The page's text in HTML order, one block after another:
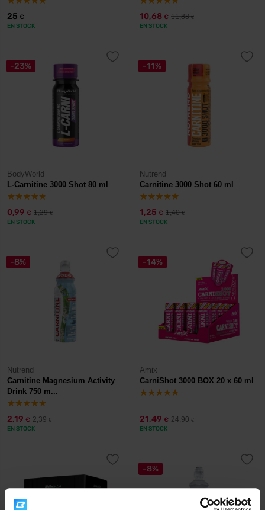
25 €
EN STOCK
10,68 € 11,88€
EN STOCK
-23%
BodyWorld
L-Carnitine 3000 Shot 80 ml
0,99 € 1,29€
EN STOCK
-11%
Nutrend
Carnitine 3000 Shot 60 ml
1,25 € 1,40€
EN STOCK
-8%
Nutrend
Carnitine Magnesium Activity
Drink 750 m...
2,19 € 2,39€
EN STOCK
-14%
Amix
CarniShot 3000 BOX 20 x 60 ml
21,49 € 24,90€
EN STOCK
-8%